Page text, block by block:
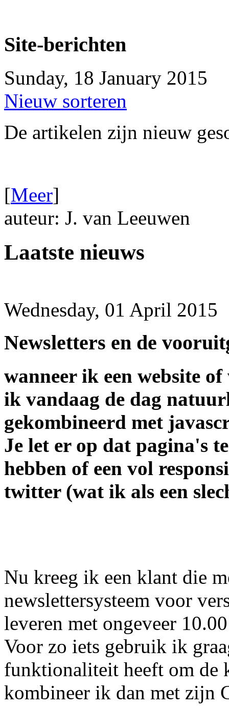
Site-berichten
Sunday, 18 January 2015
Nieuw sorteren
De artikelen zijn nieuw
[Meer]
auteur: J. van Leeuwen
Laatste nieuws
Wednesday, 01 April 2015
Newsletters en de
wanneer ik een website
ik vandaag de dag
gekombineerd met
Je let er op dat pagina's
hebben of een vol
twitter (wat ik als een
Nu kreeg ik een klant die
newslettersysteem voor
leveren met ongeveer
Voor zo iets gebruik ik
funktionaliteit heeft om de
kombineer ik dan met zijn